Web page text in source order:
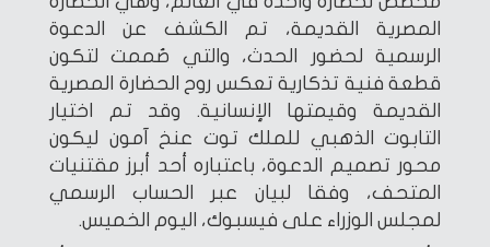
المصرية القديمة، تم الكشف عن الدعوة
الرسمية لحضور الحدث، والتي صُممت لتكون
قطعة فنية تذكارية تعكس روح الحضارة المصرية
القديمة وقيمتها الإنسانية. وقد تم اختيار
التابوت الذهبي للملك توت عنخ آمون ليكون
محور تصميم الدعوة، باعتباره أحد أبرز مقتنيات
المتحف، وفقا لبيان عبر الحساب الرسمي
لمجلس الوزراء على فيسبوك، اليوم الخميس.